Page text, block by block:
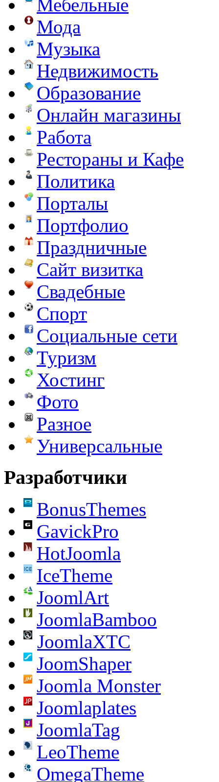
Мебельные
Мода
Музыка
Недвижимость
Образование
Онлайн магазины
Работа
Рестораны и Кафе
Политика
Порталы
Портфолио
Праздничные
Сайт визитка
Свадебные
Спорт
Социальные сети
Туризм
Хостинг
Фото
Разное
Универсальные
Разработчики
BonusThemes
GavickPro
HotJoomla
IceTheme
JoomlArt
JoomlaBamboo
JoomlaXTC
JoomShaper
Joomla Monster
Joomlaplates
JoomlaTag
LeoTheme
OmegaTheme